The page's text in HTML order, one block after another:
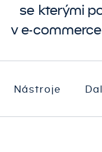
se kterými
v e-
Nástroje